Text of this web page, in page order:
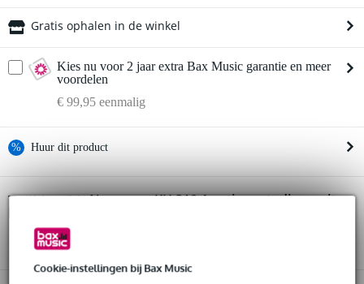
Cookie-instellingen bij Bax Music
Gratis ophalen in de winkel
Kies nu voor 2 jaar extra Bax Music garantie en meer
voordelen
€ 99,95 eenmalig
% Huur dit product
Huur dit product al vanaf 143 euro per maand
€ 2.500,-
Gratis
De mogelijkheid om je product(en) met korting te kopen
Twijfel je of deNeumann KH 310 A actieve studiomonitor